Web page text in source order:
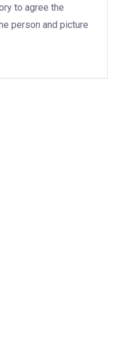
to agree the
person and picture